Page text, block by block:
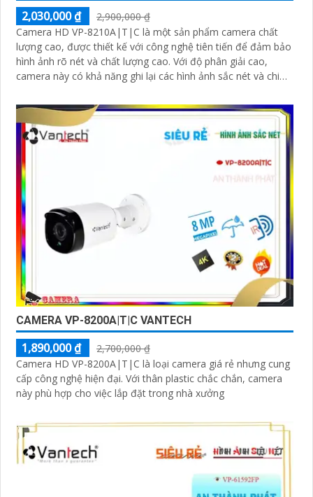
2,030,000 ₫
2,900,000 ₫
Camera HD VP-8210A|T|C là một sản phẩm camera chất
lượng cao, được thiết kế với công nghệ tiên tiến để đảm bảo
hình ảnh rõ nét và chất lượng cao. Với độ phân giải cao,
camera này có khả năng ghi lại các hình ảnh sắc nét và chi
CAMERA VP-8200A|T|C VANTECH
1,890,000 ₫
2,700,000 ₫
Camera HD VP-8200A|T|C là loại camera giá rẻ nhưng cung
cấp công nghệ hiện đại. Với thân plastic chắc chắn, camera
này phù hợp cho việc lắp đặt trong nhà xưởng